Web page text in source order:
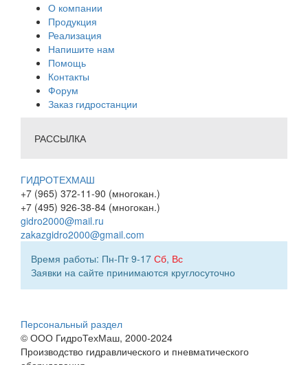
О компании
Продукция
Реализация
Напишите нам
Помощь
Контакты
Форум
Заказ гидростанции
РАССЫЛКА
ГИДРОТЕХМАШ
+7 (965) 372-11-90 (многокан.)
+7 (495) 926-38-84 (многокан.)
gidro2000@mail.ru
zakazgidro2000@gmail.com
Время работы: Пн-Пт 9-17 Сб, Вс
Заявки на сайте принимаются круглосуточно
Персональный раздел
© ООО ГидроТехМаш, 2000-2024
Производство гидравлического и пневматического